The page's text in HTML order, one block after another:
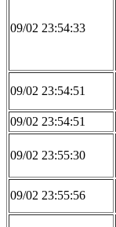
09/02 23:54:33
09/02 23:54:51
09/02 23:54:51
09/02 23:55:30
09/02 23:55:56